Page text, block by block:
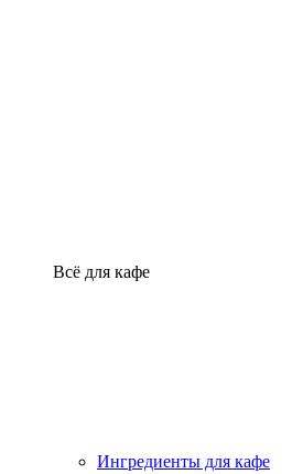
Всё для кафе
Ингредиенты для кафе